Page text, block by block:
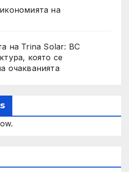
на
на Trina Solar: BC
която се
очакванията